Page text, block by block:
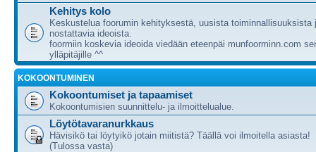
Kehitys kolo
Keskustelua foorumin kehityksestä, uusista toiminnallisuuksista
nostattavia ideoista.
foormiin koskevia ideoida viedään eteenpäi munfoorminn.com
ylläpitäjille ^^
KOKOONTUMINEN
Kokoontumiset ja tapaamiset
Kokoontumisien suunnittelu- ja ilmoittelualue.
Löytötavaranurkkaus
Hävisikö tai löytyikö jotain miitistä? Täällä voi ilmoitella asiasta!
(Tulossa vasta)